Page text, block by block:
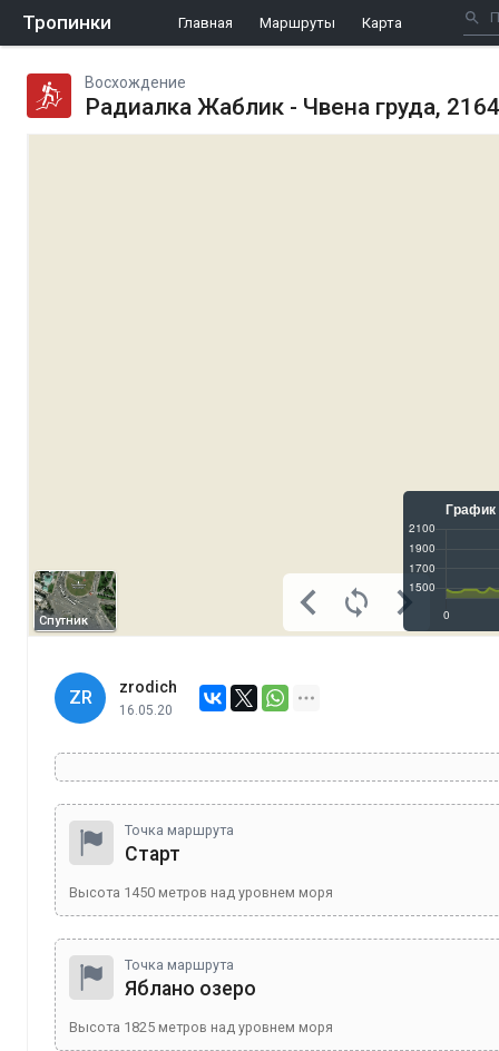
Тропинки Главная Маршруты Карта
Восхождение
Радиалка Жаблик - Чвена груда,
Спутник
ZR
zrodich
16.05.20
Точка маршрута
Старт
Высота 1450 метров над уровнем моря
Точка маршрута
Яблано озеро
Высота 1825 метров над уровнем моря